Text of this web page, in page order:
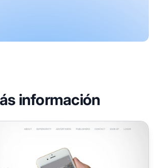
información
de Skrmobi